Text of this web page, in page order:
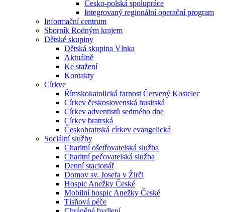
Česko-polská spolupráce
Integrovaný regionální operační program
Informační centrum
Sborník Rodným krajem
Dětské skupiny
Dětská skupina Vlnka
Aktuálně
Ke stažení
Kontakty
Církve
Římskokatolická farnost Červený Kostelec
Církev československá husitská
Církev adventistů sedmého dne
Církev bratrská
Českobratrská církev evangelická
Sociální služby
Charitní ošetřovatelská služba
Charitní pečovatelská služba
Denní stacionář
Domov sv. Josefa v Žirči
Hospic Anežky České
Mobilní hospic Anežky České
Tísňová péče